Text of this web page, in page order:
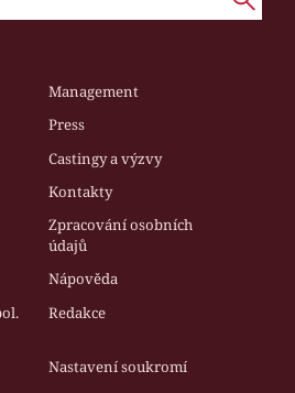
Management
Press
Castingy a výzvy
Kontakty
Zpracování osobních
údajů
Nápověda
Redakce
Nastavení soukromí